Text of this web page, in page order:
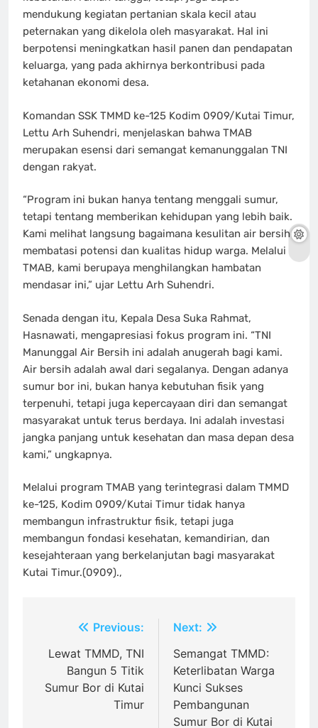
mendukung kegiatan pertanian skala kecil atau
peternakan yang dikelola oleh masyarakat. Hal ini
berpotensi meningkatkan hasil panen dan pendapatan
keluarga, yang pada akhirnya berkontribusi pada
ketahanan ekonomi desa.
Komandan SSK TMMD ke-125 Kodim 0909/Kutai Timur,
Lettu Arh Suhendri, menjelaskan bahwa TMAB
merupakan esensi dari semangat kemanunggalan TNI
dengan rakyat.
“Program ini bukan hanya tentang menggali sumur,
tetapi tentang memberikan kehidupan yang lebih baik.
Kami melihat langsung bagaimana kesulitan air bersih
membatasi potensi dan kualitas hidup warga. Melalui
TMAB, kami berupaya menghilangkan hambatan
mendasar ini,” ujar Lettu Arh Suhendri.
Senada dengan itu, Kepala Desa Suka Rahmat,
Hasnawati, mengapresiasi fokus program ini. “TNI
Manunggal Air Bersih ini adalah anugerah bagi kami.
Air bersih adalah awal dari segalanya. Dengan adanya
sumur bor ini, bukan hanya kebutuhan fisik yang
terpenuhi, tetapi juga kepercayaan diri dan semangat
masyarakat untuk terus berdaya. Ini adalah investasi
jangka panjang untuk kesehatan dan masa depan desa
kami,” ungkapnya.
Melalui program TMAB yang terintegrasi dalam TMMD
ke-125, Kodim 0909/Kutai Timur tidak hanya
membangun infrastruktur fisik, tetapi juga
membangun fondasi kesehatan, kemandirian, dan
kesejahteraan yang berkelanjutan bagi masyarakat
Kutai Timur.(0909).,
Navigasi
pos
Previous:
Lewat TMMD, TNI
Bangun 5 Titik
Sumur Bor di Kutai
Timur
Next:
Semangat TMMD:
Keterlibatan Warga
Kunci Sukses
Pembangunan
Sumur Bor di Kutai